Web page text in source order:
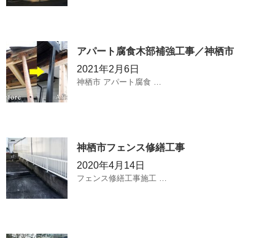
アパート腐食木部補強工事／神栖市
2021年2月6日
神栖市 アパート腐食 …
神栖市フェンス修繕工事
2020年4月14日
フェンス修繕工事施工 …